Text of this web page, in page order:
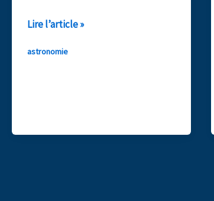
Observez
de
Lire l’article »
astronomie